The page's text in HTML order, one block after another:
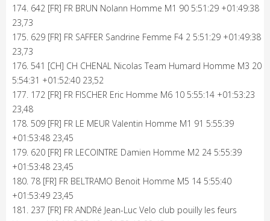
174. 642 [FR] FR BRUN Nolann Homme M1 90 5:51:29 +01:49:38
23,73
175. 629 [FR] FR SAFFER Sandrine Femme F4 2 5:51:29 +01:49:38
23,73
176. 541 [CH] CH CHENAL Nicolas Team Humard Homme M3 20
5:54:31 +01:52:40 23,52
177. 172 [FR] FR FISCHER Eric Homme M6 10 5:55:14 +01:53:23
23,48
178. 509 [FR] FR LE MEUR Valentin Homme M1 91 5:55:39
+01:53:48 23,45
179. 620 [FR] FR LECOINTRE Damien Homme M2 24 5:55:39
+01:53:48 23,45
180. 78 [FR] FR BELTRAMO Benoit Homme M5 14 5:55:40
+01:53:49 23,45
181. 237 [FR] FR ANDRé Jean-Luc Velo club pouilly les feurs